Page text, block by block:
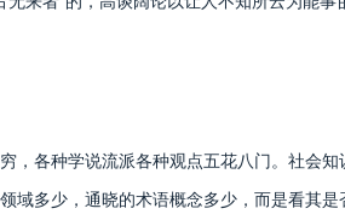
各种学说流派各种观点五花八门。社会
多少，通晓的术语概念多少，而是看其